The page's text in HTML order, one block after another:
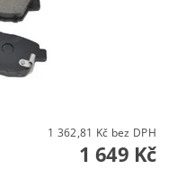
1 362,81 Kč bez DPH
1 649 Kč